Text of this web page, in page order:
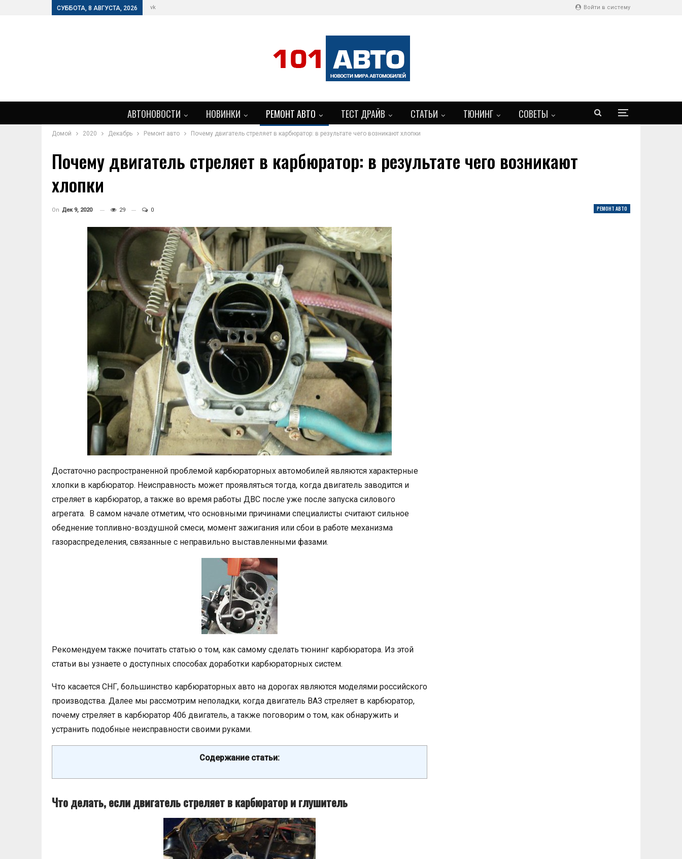
Войти в систему
СУББОТА, 8 АВГУСТА, 2026 vk
АВТОНОВОСТИ НОВИНКИ РЕМОНТ АВТО ТЕСТ ДРАЙВ СТАТЬИ ТЮНИНГ
СОВЕТЫ
БОЛЬШЕ
Домой 2020 Декабрь Ремонт авто Почему двигатель стреляет в карбюратор: в результате чего возникают хлопки
Почему двигатель стреляет в карбюратор: в результате чего возникают
хлопки
РЕМОНТ АВТО
On Дек 9, 2020 29 0
Достаточно распространенной проблемой карбюраторных автомобилей являются характерные
хлопки в карбюратор. Неисправность может проявляться тогда, когда двигатель заводится и
стреляет в карбюратор, а также во время работы ДВС после уже после запуска силового
агрегата. В самом начале отметим, что основными причинами специалисты считают сильное
обеднение топливно-воздушной смеси, момент зажигания или сбои в работе механизма
газораспределения, связанные с неправильно выставленными фазами.
Рекомендуем также почитать статью о том, как самому сделать тюнинг карбюратора. Из этой
статьи вы узнаете о доступных способах доработки карбюраторных систем.
Что касается СНГ, большинство карбюраторных авто на дорогах являются моделями российского
производства. Далее мы рассмотрим неполадки, когда двигатель ВАЗ стреляет в карбюратор,
почему стреляет в карбюратор 406 двигатель, а также поговорим о том, как обнаружить и
устранить подобные неисправности своими руками.
Содержание статьи:
Что делать, если двигатель стреляет в карбюратор и глушитель